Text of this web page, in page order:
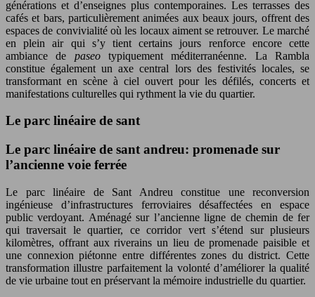
générations et d’enseignes plus contemporaines. Les terrasses des
cafés et bars, particulièrement animées aux beaux jours, offrent des
espaces de convivialité où les locaux aiment se retrouver. Le marché
en plein air qui s’y tient certains jours renforce encore cette
ambiance de paseotypiquement méditerranéenne. La Rambla
constitue également un axe central lors des festivités locales, se
transformant en scène à ciel ouvert pour les défilés, concerts et
manifestations culturelles qui rythment la vie du quartier.
Le parc linéaire de sant
Le parc linéaire de sant andreu: promenade sur
l’ancienne voie ferrée
Le parc linéaire de Sant Andreu constitue une reconversion
ingénieuse d’infrastructures ferroviaires désaffectées en espace
public verdoyant. Aménagé sur l’ancienne ligne de chemin de fer
qui traversait le quartier, ce corridor vert s’étend sur plusieurs
kilomètres, offrant aux riverains un lieu de promenade paisible et
une connexion piétonne entre différentes zones du district. Cette
transformation illustre parfaitement la volonté d’améliorer la qualité
de vie urbaine tout en préservant la mémoire industrielle du quartier.